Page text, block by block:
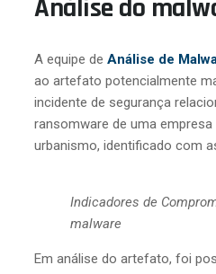
Análise do
A equipe de Análise de
ao artefato potencialmente
incidente de segurança
ransomware de uma empresa
urbanismo, identificado com
Indicadores de
malware
Em análise do artefato, foi